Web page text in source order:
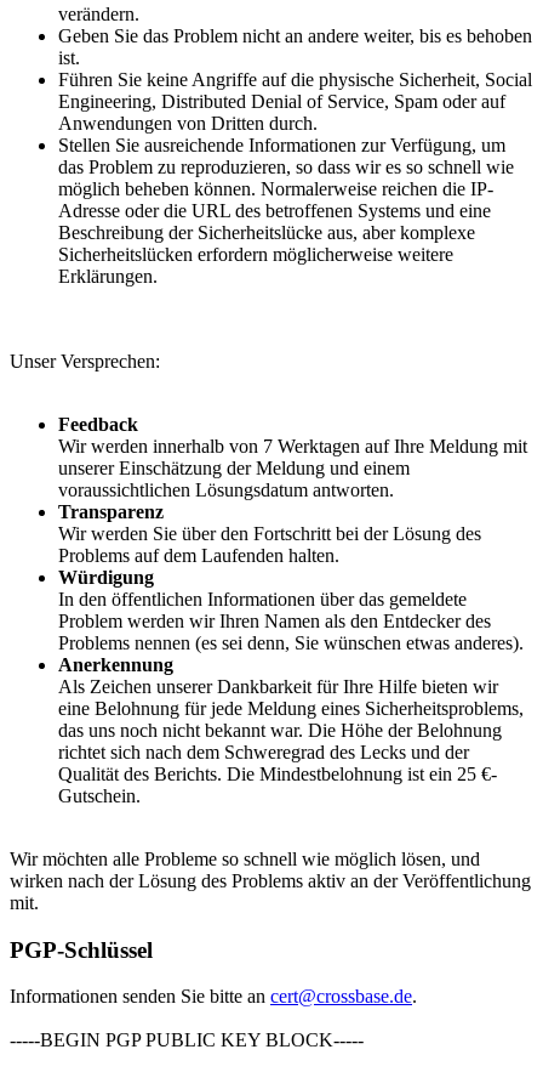
verändern.
Geben Sie das Problem nicht an andere weiter, bis es behoben
ist.
Führen Sie keine Angriffe auf die physische Sicherheit, Social
Engineering, Distributed Denial of Service, Spam oder auf
Anwendungen von Dritten durch.
Stellen Sie ausreichende Informationen zur Verfügung, um
das Problem zu reproduzieren, so dass wir es so schnell wie
möglich beheben können. Normalerweise reichen die IP-
Adresse oder die URL des betroffenen Systems und eine
Beschreibung der Sicherheitslücke aus, aber komplexe
Sicherheitslücken erfordern möglicherweise weitere
Erklärungen.
Unser Versprechen:
Feedback
Wir werden innerhalb von 7 Werktagen auf Ihre Meldung mit
unserer Einschätzung der Meldung und einem
voraussichtlichen Lösungsdatum antworten.
Transparenz
Wir werden Sie über den Fortschritt bei der Lösung des
Problems auf dem Laufenden halten.
Würdigung
In den öffentlichen Informationen über das gemeldete
Problem werden wir Ihren Namen als den Entdecker des
Problems nennen (es sei denn, Sie wünschen etwas anderes).
Anerkennung
Als Zeichen unserer Dankbarkeit für Ihre Hilfe bieten wir
eine Belohnung für jede Meldung eines Sicherheitsproblems,
das uns noch nicht bekannt war. Die Höhe der Belohnung
richtet sich nach dem Schweregrad des Lecks und der
Qualität des Berichts. Die Mindestbelohnung ist ein 25 €-
Gutschein.
Wir möchten alle Probleme so schnell wie möglich lösen, und
wirken nach der Lösung des Problems aktiv an der Veröffentlichung
mit.
PGP-Schlüssel
Informationen senden Sie bitte an cert@crossbase.de.
-----BEGIN PGP PUBLIC KEY BLOCK-----